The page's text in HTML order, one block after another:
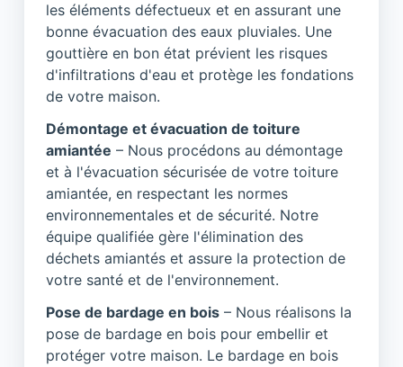
les éléments défectueux et en assurant une
bonne évacuation des eaux pluviales. Une
gouttière en bon état prévient les risques
d'infiltrations d'eau et protège les fondations
de votre maison.
Démontage et évacuation de toiture
amiantée – Nous procédons au démontage
et à l'évacuation sécurisée de votre toiture
amiantée, en respectant les normes
environnementales et de sécurité. Notre
équipe qualifiée gère l'élimination des
déchets amiantés et assure la protection de
votre santé et de l'environnement.
Pose de bardage en bois – Nous réalisons la
pose de bardage en bois pour embellir et
protéger votre maison. Le bardage en bois